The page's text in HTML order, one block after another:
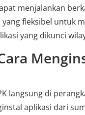
menjalankan
yang fleksibel untuk
yang dikunci
langsung di
aplikasi dari